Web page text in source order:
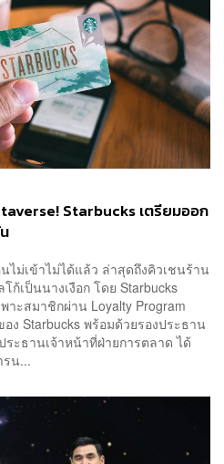
Starbucks เตรียมออก
ไม่เข้าไม่ได้แล้ว ล่าสุดถึงคิวเชนร้าน
เป็นนางเงือก โดย Starbucks
าะสมาชิกผ่าน Loyalty Program
Starbucks พร้อมด้วยรองประธาน
ระธานเจ้าหน้าที่ฝ่ายการตลาด ได้
รน...